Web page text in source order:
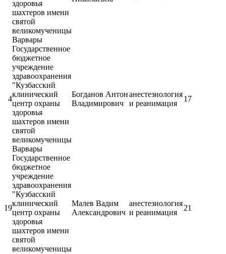
здоровья
шахтеров имени
святой
великомученицы
Варвары
4
Государственное
бюджетное
учреждение
здравоохранения
"Кузбасский
клинический
центр охраны
здоровья
шахтеров имени
святой
великомученицы
Варвары
Богданов Антон
Владимирович
анестезиология
и реанимация
17
19
Государственное
бюджетное
учреждение
здравоохранения
"Кузбасский
клинический
центр охраны
здоровья
шахтеров имени
святой
великомученицы
Малев Вадим
Александрович
анестезиология
и реанимация
21